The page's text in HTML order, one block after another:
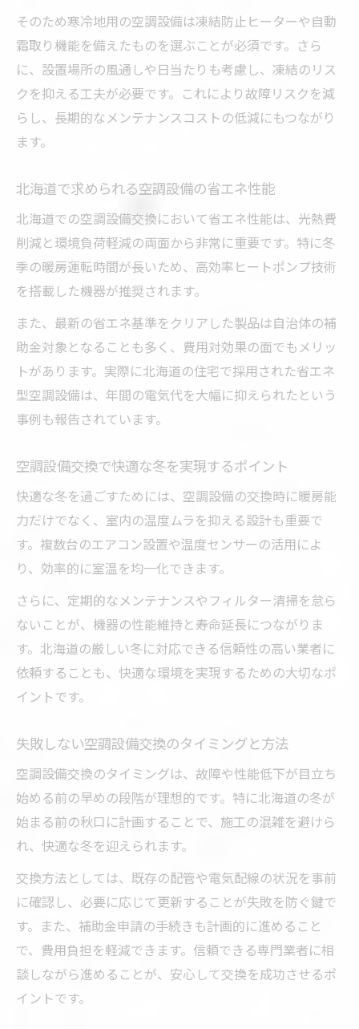
補助金活用で叶える空調設備の省エネ化
空調設備交換時に利用できる補助金制度の
基礎
北海道で知っておきたい空調設備の補助金
補助金活用術
補助金申請時に重視すべき空調設備の条件
補助金と空調設備交換で負担を減らす方法
冬の快適性向上を目指す空調設備選びの秘訣
空調設備の選択で冬の快適度が変わる理由
北海道の冬に強い空調設備の選び方
快適性重視した空調設備交換のポイント解
説
空調設備で暖房効率を高める方法とは
空調設備交換時の失敗しない選定基準
空調設備交換を成功させる費用対効果の考え方
る方法
北海道で空調設備交換のコストを抑える秘
訣
空調設備交換後の維持費も考慮した選択術
費用対効果が高い空調設備交換のタイミン
グ
そのため寒冷地用の空調設備は凍結防止ヒーターや自動
霜取り機能を備えたものを選ぶことが必須です。さら
に、設置場所の風通しや日当たりも考慮し、凍結のリス
クを抑える工夫が必要です。これにより故障リスクを減
らし、長期的なメンテナンスコストの低減にもつながり
ます。
北海道で求められる空調設備の省エネ性能
北海道での空調設備交換において省エネ性能は、光熱費
削減と環境負荷軽減の両面から非常に重要です。特に冬
季の暖房運転時間が長いため、高効率ヒートポンプ技術
を搭載した機器が推奨されます。
また、最新の省エネ基準をクリアした製品は自治体の補
助金対象となることも多く、費用対効果の面でもメリッ
トがあります。実際に北海道の住宅で採用された省エネ
型空調設備は、年間の電気代を大幅に抑えられたという
事例も報告されています。
空調設備交換で快適な冬を実現するポイント
快適な冬を過ごすためには、空調設備の交換時に暖房能
力だけでなく、室内の温度ムラを抑える設計も重要で
す。複数台のエアコン設置や温度センサーの活用によ
り、効率的に室温を均一化できます。
さらに、定期的なメンテナンスやフィルター清掃を怠ら
ないことが、機器の性能維持と寿命延長につながりま
す。北海道の厳しい冬に対応できる信頼性の高い業者に
依頼することも、快適な環境を実現するための大切なポ
イントです。
失敗しない空調設備交換のタイミングと方法
空調設備交換のタイミングは、故障や性能低下が目立ち
始める前の早めの段階が理想的です。特に北海道の冬が
始まる前の秋口に計画することで、施工の混雑を避けら
れ、快適な冬を迎えられます。
交換方法としては、既存の配管や電気配線の状況を事前
に確認し、必要に応じて更新することが失敗を防ぐ鍵で
す。また、補助金申請の手続きも計画的に進めること
で、費用負担を軽減できます。信頼できる専門業者に相
談しながら進めることが、安心して交換を成功させるポ
イントです。